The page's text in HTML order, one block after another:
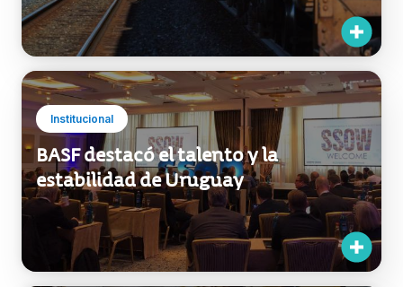
Institucional
BASF destacó el talento y la
estabilidad de Uruguay
Inversiones